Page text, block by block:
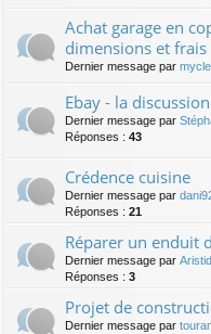
Achat garage en
dimensions et frais
Dernier message par
Ebay - la discussion
Dernier message par
Réponses : 43
Crédence cuisine
Dernier message par
Réponses : 21
Réparer un enduit
Dernier message par
Réponses : 3
Projet de
Dernier message par